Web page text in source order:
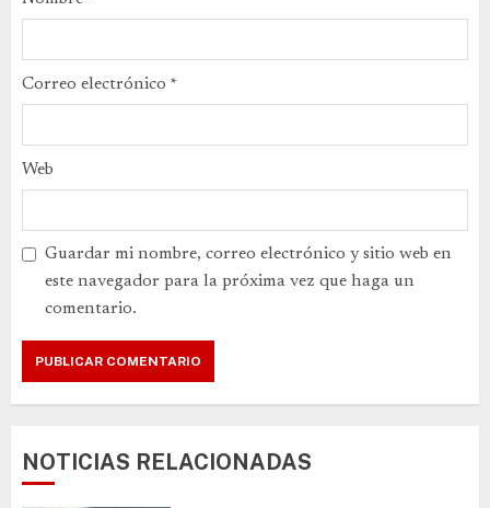
Correo electrónico *
Web
Guardar mi nombre, correo electrónico y sitio web en
este navegador para la próxima vez que haga un
comentario.
NOTICIAS RELACIONADAS